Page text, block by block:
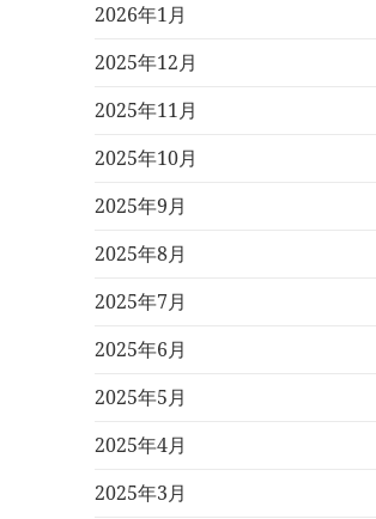
2026年1月
2025年12月
2025年11月
2025年10月
2025年9月
2025年8月
2025年7月
2025年6月
2025年5月
2025年4月
2025年3月